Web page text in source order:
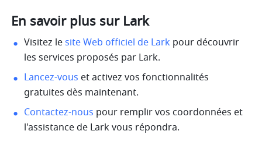
En savoir plus sur Lark
Visitez le site Web officiel de Lark pour découvrir
les services proposés par Lark.
Lancez-vous et activez vos fonctionnalités
gratuites dès maintenant.
Contactez-nous pour remplir vos coordonnées et
l'assistance de Lark vous répondra.